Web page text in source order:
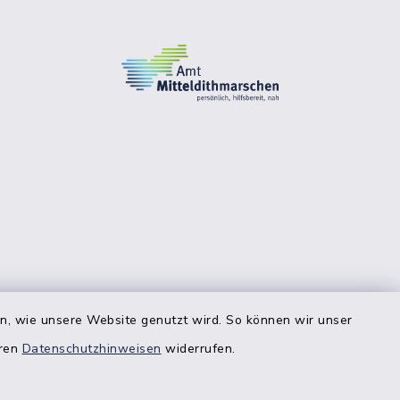
wie unsere Website genutzt wird. So können wir unser
Datenschutzhinweisen widerrufen.